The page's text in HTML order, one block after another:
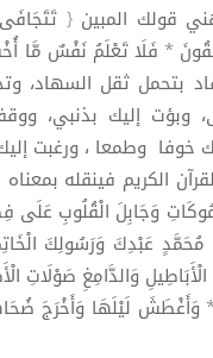
قولك المبين {
* فَلَا تَعْلَمُ نَفْسٌ مَّا
لذيذ الرقاد بتحمل ثقل
وبؤت إليك بذنبي،
وطمعا ، ورغبت إليك
الكريم فينقله
وَجَابِلَ الْقُلُوبِ
عَبْدِكَ وَرَسُولِكَ
لَيْلَهَا وَأَخْرَجَ